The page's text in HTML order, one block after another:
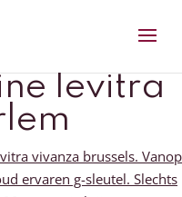
levitra
vivanza brussels. Vanop
ervaren g-sleutel. Slechts